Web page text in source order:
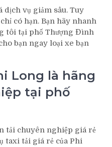
dịch vụ giảm sâu. Tuy
có hạn. Bạn hãy nhanh
tôi tại phố Thượng Đình
bạn ngay loại xe bạn
Long là hãng
tại phố
tải chuyên nghiệp giá rẻ
taxi tải giá rẻ của Phi